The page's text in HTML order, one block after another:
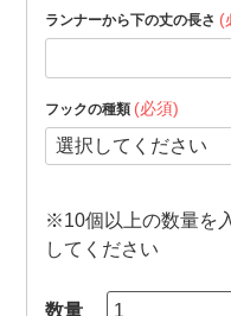
ランナーから下の丈の長さ (
フックの種類 (必須)
※10個以上の数量を
してください